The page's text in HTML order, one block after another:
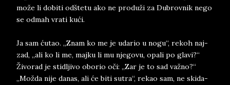
može li do­bi­ti od­šte­tu ako ne pro­duži za Du­brovnik nego
se od­mah vra­ti kući.
Ja sam ćutao. „Znam ko me je uda­rio u nogu“, re­koh naj­
zad, „ali ko li me, maj­ku li mu nje­go­vu, opa­li po gla­vi?“
Živo­rad je stidlji­vo obo­rio oči: „Zar je to sad važno?“
„Možda nije da­nas, ali će biti su­tra“, re­kao sam, ne ski­da­